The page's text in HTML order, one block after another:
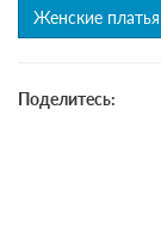
Женские
Поделитесь: